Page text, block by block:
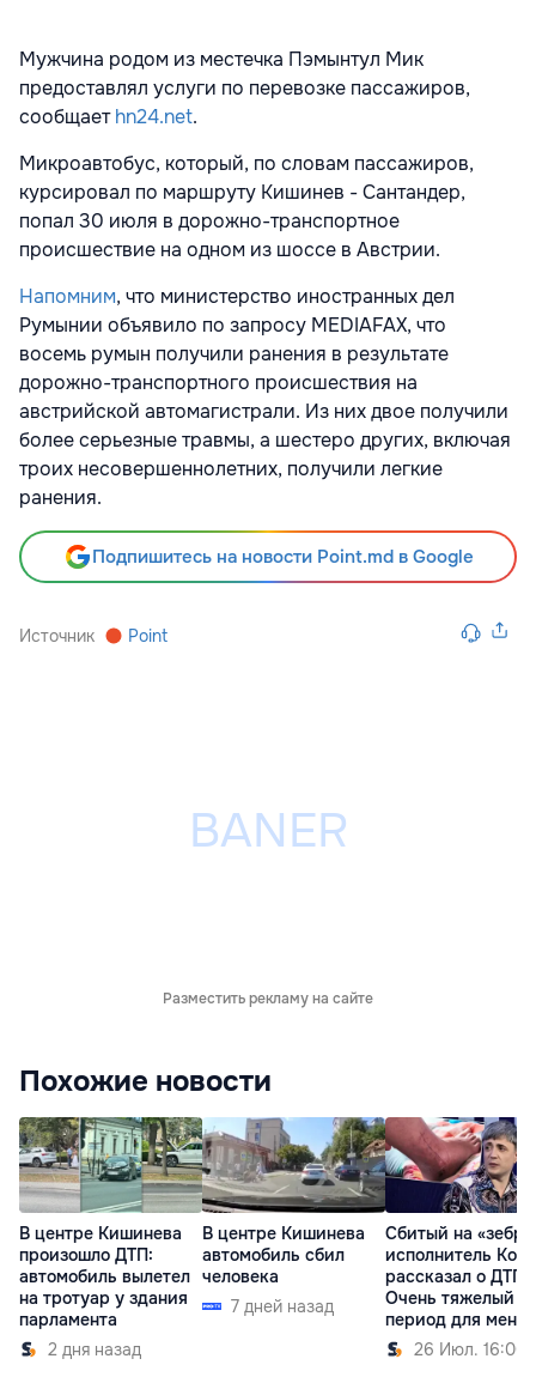
Мужчина родом из местечка Пэмынтул Мик
предоставлял услуги по перевозке пассажиров,
сообщаетhn24.net.
Микроавтобус, который, по словам пассажиров,
курсировал по маршруту Кишинев - Сантандер,
попал 30 июля в дорожно-транспортное
происшествие на одном из шоссе в Австрии.
Напомним, что министерство иностранных дел
Румынии объявило по запросу MEDIAFAX, что
восемь румын получили ранения в результате
дорожно-транспортного происшествия на
австрийской автомагистрали. Из них двое получили
более серьезные травмы, а шестеро других, включая
троих несовершеннолетних, получили легкие
ранения.
Подпишитесь на новости Point.md в Google
Источник Point
Разместить рекламу на сайте
Похожие новости
В центре Кишинева
произошло ДТП:
автомобиль вылетел
на тротуар у здания
парламента
2 дня назад
В центре Кишинева
автомобиль сбил
человека
7 дней назад
Сбитый на
исполнитель
рассказал о ДТП:
Очень тяжелый
период для меня
26 Июл. 16:00